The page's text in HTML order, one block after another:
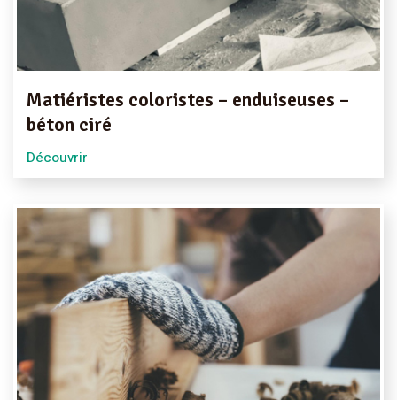
Matiéristes coloristes – enduiseuses –
béton ciré
Découvrir